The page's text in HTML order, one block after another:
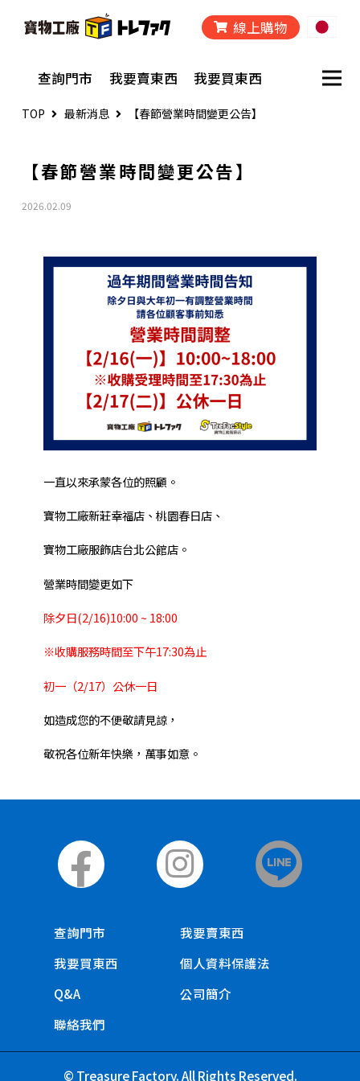
線上購物
查詢門市 我要賣東西 我要買東西
TOP 最新消息 【春節營業時間變更公告】
【春節營業時間變更公告】
2026.02.09
一直以來承蒙各位的照顧。
寶物工廠新莊幸福店、桃園春日店、
寶物工廠服飾店台北公館店。
營業時間變更如下
除夕日(2/16)10:00 ~ 18:00
※收購服務時間至下午17:30為止
初一（2/17）公休一日
如造成您的不便敬請見諒，
敬祝各位新年快樂，萬事如意。
查詢門市
我要賣東西
我要買東西
個人資料保護法
Q&A
公司簡介
聯絡我們
© Treasure Factory. All Rights Reserved.